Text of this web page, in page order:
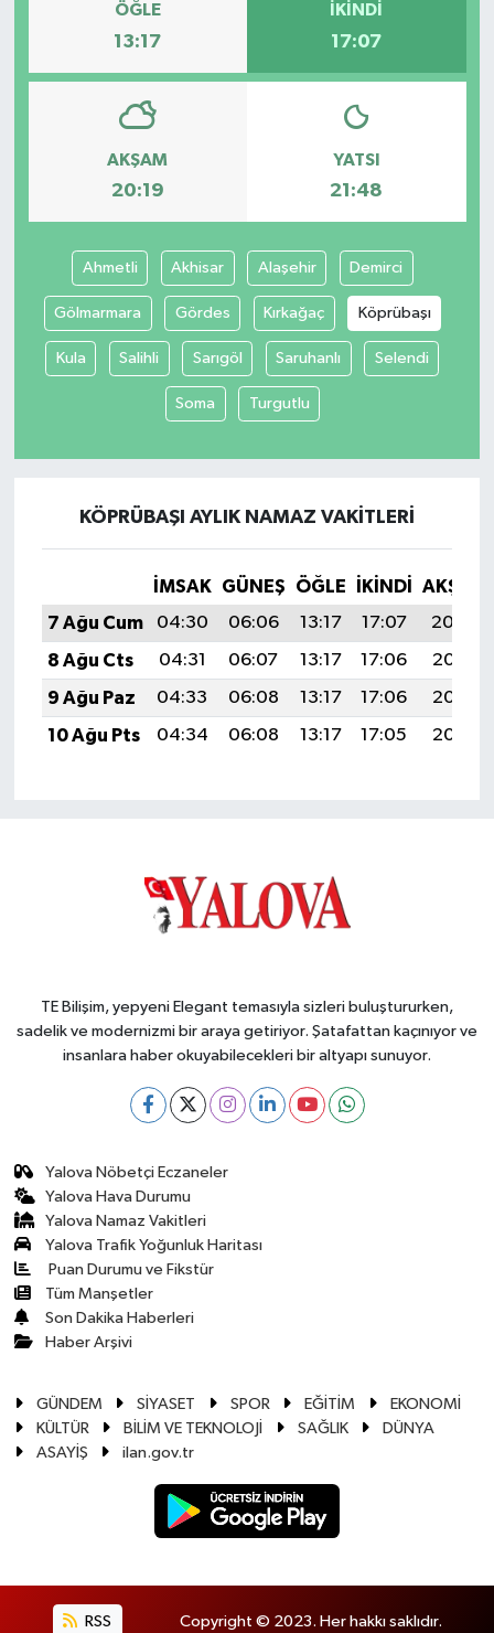
ÖĞLE
13:17
İKINDI
17:07
AKŞAM
20:19
YATSI
21:48
Ahmetli Akhisar Alaşehir Demirci
Gölmarmara Gördes Kırkağaç Köprübaşı
Kula Salihli Sarıgöl Saruhanlı Selendi
Soma Turgutlu
KÖPRÜBAŞI AYLIK NAMAZ VAKITLERI
İMSAK GÜNEŞ ÖĞLE İKINDI
AKŞAM
7 Ağu Cum
04:30 06:06 13:17 17:07
20:19
8 Ağu Cts
04:31 06:07 13:17 17:06
20:18
9 Ağu Paz
04:33 06:08 13:17 17:06
20:16
10 Ağu Pts
04:34 06:08 13:17 17:05 20:15
TE Bilişim, yepyeni Elegant temasıyla sizleri buluştururken,
sadelik ve modernizmi bir araya getiriyor. Şatafattan kaçınıyor ve
insanlara haber okuyabilecekleri bir altyapı sunuyor.
Yalova Nöbetçi Eczaneler
Yalova Hava Durumu
Yalova Namaz Vakitleri
Yalova Trafik Yoğunluk Haritası
Puan Durumu ve Fikstür
Tüm Manşetler
Son Dakika Haberleri
Haber Arşivi
GÜNDEM SİYASET SPOR EĞİTİM
EKONOMİ
KÜLTÜR
BİLİM VE TEKNOLOJİ SAĞLIK
DÜNYA
ASAYİŞ
ilan.gov.tr
RSS Copyright © 2023. Her hakkı saklıdır.